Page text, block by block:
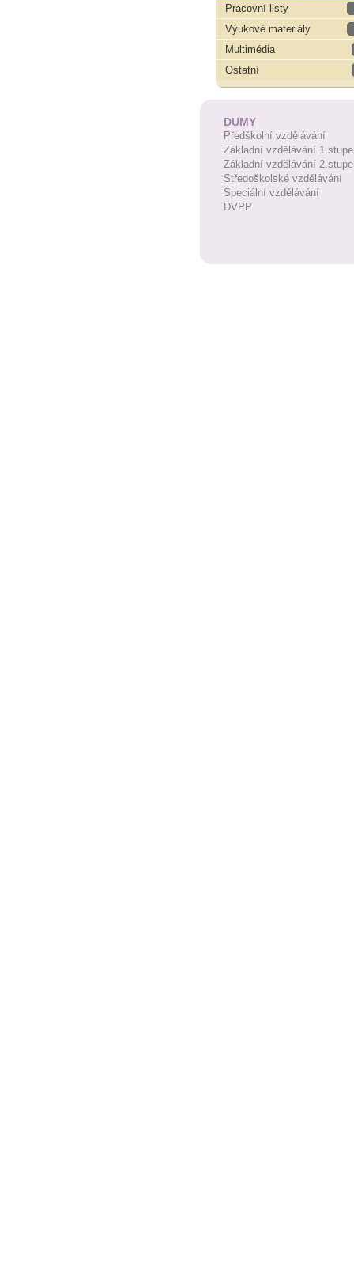
Pracovní listy
Výukové materiály
Multimédia
Ostatní
DUMY
Předškolní vzdělávání
Základní vzdělávání
Základní vzdělávání
Středoškolské vzdělávání
Speciální vzdělávání
DVPP